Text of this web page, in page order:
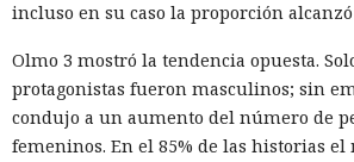
incluso en su caso la proporción alcanzó
Olmo 3 mostró la tendencia opuesta.
protagonistas fueron masculinos; sin
condujo a un aumento del número de
femeninos. En el 85% de las historias el